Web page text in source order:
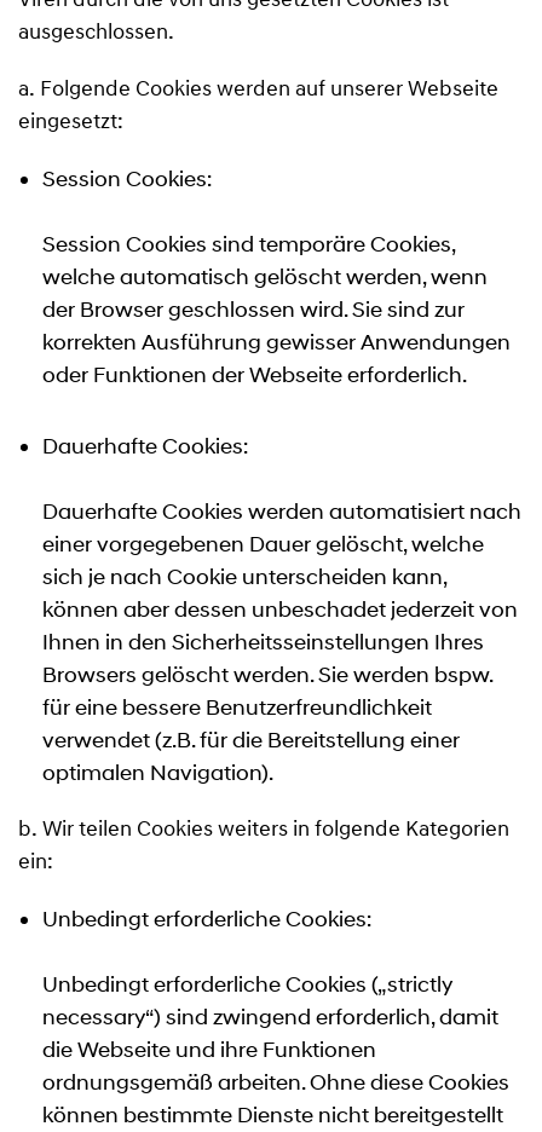
ausgeschlossen.
a. Folgende Cookies werden auf unserer Webseite
eingesetzt:
Session Cookies:
Session Cookies sind temporäre Cookies,
welche automatisch gelöscht werden, wenn
der Browser geschlossen wird. Sie sind zur
korrekten Ausführung gewisser Anwendungen
oder Funktionen der Webseite erforderlich.
Dauerhafte Cookies:
Dauerhafte Cookies werden automatisiert nach
einer vorgegebenen Dauer gelöscht, welche
sich je nach Cookie unterscheiden kann,
können aber dessen unbeschadet jederzeit von
Ihnen in den Sicherheitsseinstellungen Ihres
Browsers gelöscht werden. Sie werden bspw.
für eine bessere Benutzerfreundlichkeit
verwendet (z.B. für die Bereitstellung einer
optimalen Navigation).
b. Wir teilen Cookies weiters in folgende Kategorien
ein:
Unbedingt erforderliche Cookies:
Unbedingt erforderliche Cookies („strictly
necessary“) sind zwingend erforderlich, damit
die Webseite und ihre Funktionen
ordnungsgemäß arbeiten. Ohne diese Cookies
können bestimmte Dienste nicht bereitgestellt